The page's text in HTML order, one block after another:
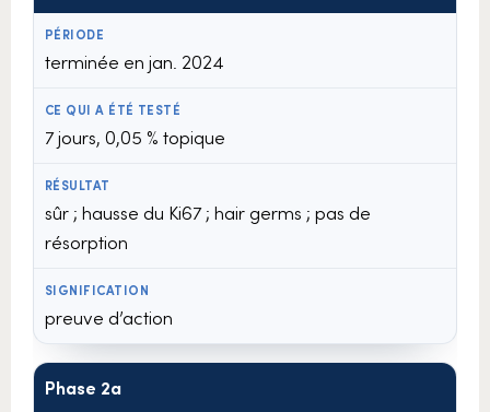
terminée en jan. 2024
7 jours, 0,05 % topique
sûr ; hausse du Ki67 ; hair germs ; pas de
résorption
preuve d’action
Phase 2a